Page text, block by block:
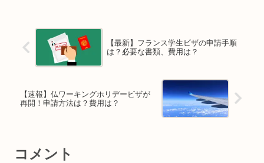
【最新】フランス学生ビザの申請手順
は？必要な書類、費用は？
【速報】仏ワーキングホリデービザが
再開！申請方法は？費用は？
コメント